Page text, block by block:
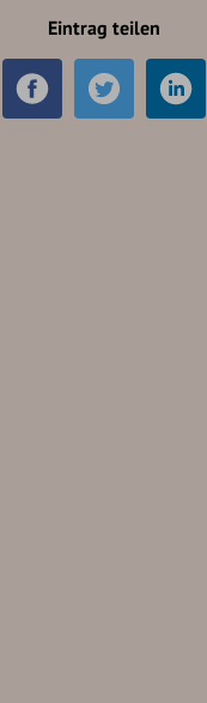
Eintrag teilen